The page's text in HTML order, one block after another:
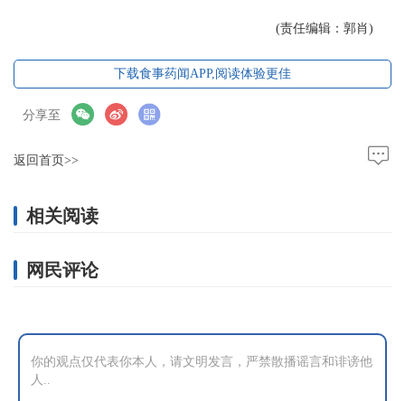
(责任编辑：郭肖)
下载食事药闻APP,阅读体验更佳
分享至
返回首页>>
相关阅读
网民评论